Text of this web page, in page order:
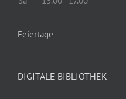
Feiertage
DIGITALE BIBLIOTHEK